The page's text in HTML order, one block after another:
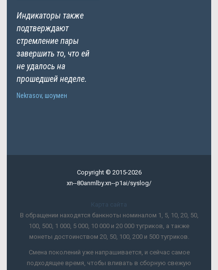
Индикаторы также
подтверждают
стремление пары
завершить то, что ей
не удалось на
прошедшей неделе.
Nekrasov, шоумен
Copyright © 2015-2026
xn--80anmlby.xn--p1ai/syslog/
Карта сайта
В обращении находятся банкноты номиналом 1, 5, 10, 20, 50,
100, 500, 1 000, 5 000, 10 000 и 20 000 тугриков, а также
монеты достоинством 20, 50, 100, 200 и 500 тугриков.
Смена поколений уже напрашивается, и сейчас самое
подходящее время, чтобы вливать в сборную свежую